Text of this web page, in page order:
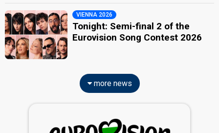
VIENNA 2026
Tonight: Semi-final 2 of the
Eurovision Song Contest 2026
more news